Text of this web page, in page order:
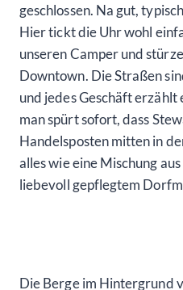
geschlossen. Na gut,
Hier tickt die Uhr wohl
unseren Camper und
Downtown. Die Straßen
und jedes Geschäft erzählt
man spürt sofort, dass
Handelsposten mitten in
alles wie eine Mischung
liebevoll gepflegtem
Die Berge im Hintergrund